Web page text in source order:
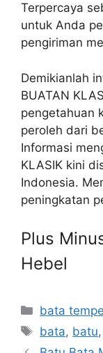
Terpercaya
untuk Anda
pengiriman
Demikianlah
BUATAN
pengetahuan
peroleh dari
Informasi
KLASIK kini
Indonesia.
peningkatan
Plus
Hebel
Kategori
bata
Tag
bata, batu